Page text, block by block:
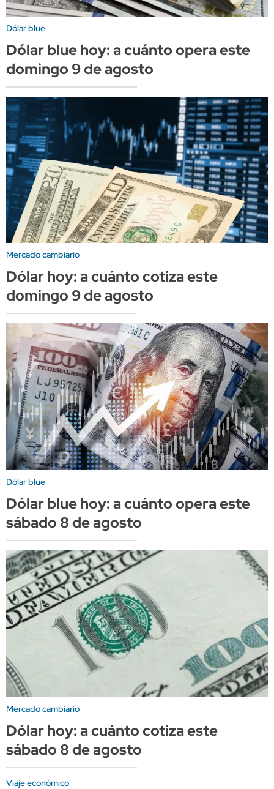
Dólar blue
Dólar blue hoy: a cuánto opera este
domingo 9 de agosto
Mercado cambiario
Dólar hoy: a cuánto cotiza este
domingo 9 de agosto
Dólar blue
Dólar blue hoy: a cuánto opera este
sábado 8 de agosto
Mercado cambiario
Dólar hoy: a cuánto cotiza este
sábado 8 de agosto
Viaje económico